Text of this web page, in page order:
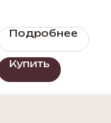
Подробнее
Купить